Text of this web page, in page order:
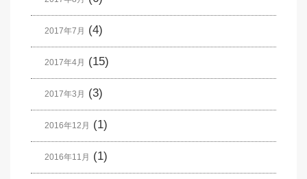
2017年7月 (4)
2017年4月 (15)
2017年3月 (3)
2016年12月 (1)
2016年11月 (1)